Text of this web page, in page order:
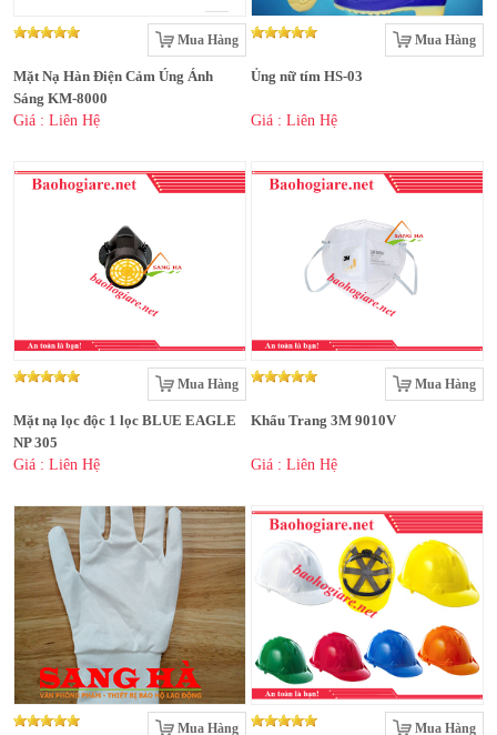
Mua Hàng
Mặt Nạ Hàn Điện Cảm Úng Ánh
Sáng KM-8000
Giá : Liên Hệ
Mua Hàng
Ủng nữ tím HS-03
Giá : Liên Hệ
Mua Hàng
Mặt nạ lọc độc 1 lọc BLUE EAGLE
NP 305
Giá : Liên Hệ
Mua Hàng
Khẩu Trang 3M 9010V
Giá : Liên Hệ
Mua Hàng Mua Hàng